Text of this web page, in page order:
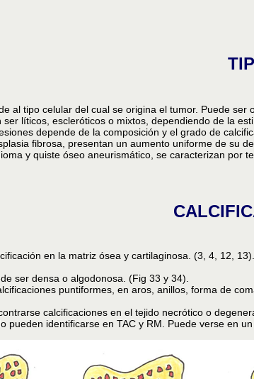
al tipo celular del cual se origina el tumor. Puede
líticos, escleróticos o mixtos, dependiendo de la
depende de la composición y el grado de
fibrosa, presentan un aumento uniforme de su
y quiste óseo aneurismático, se caracterizan por
en la matriz ósea y cartilaginosa. (3, 4, 12, 13).
ser densa o algodonosa. (Fig 33 y 34).
puntiformes, en aros, anillos, forma de
calcificaciones en el tejido necrótico o
pueden identificarse en TAC y RM. Puede verse en